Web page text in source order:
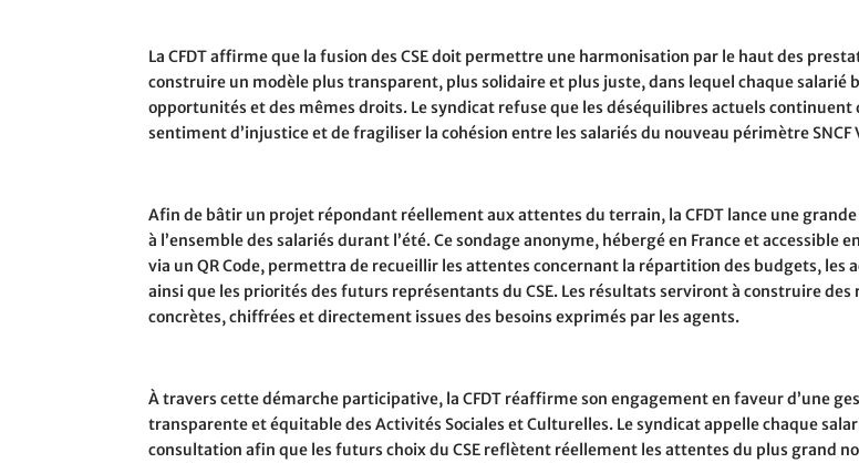
La CFDT affirme que la fusion des CSE doit permettre une harmonisation par le haut des
construire un modèle plus transparent, plus solidaire et plus juste, dans lequel chaque salarié
opportunités et des mêmes droits. Le syndicat refuse que les déséquilibres actuels continuent
sentiment d’injustice et de fragiliser la cohésion entre les salariés du nouveau périmètre SNCF
Afin de bâtir un projet répondant réellement aux attentes du terrain, la CFDT lance une
à l’ensemble des salariés durant l’été. Ce sondage anonyme, hébergé en France et accessible
via un QR Code, permettra de recueillir les attentes concernant la répartition des budgets, les
ainsi que les priorités des futurs représentants du CSE. Les résultats serviront à construire
concrètes, chiffrées et directement issues des besoins exprimés par les agents.
À travers cette démarche participative, la CFDT réaffirme son engagement en faveur d’une
transparente et équitable des Activités Sociales et Culturelles. Le syndicat appelle chaque
consultation afin que les futurs choix du CSE reflètent réellement les attentes du plus grand